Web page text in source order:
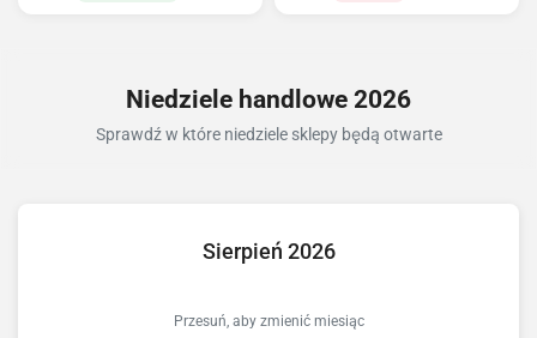
Niedziele handlowe 2026
Sprawdź w które niedziele sklepy będą otwarte
Sierpień 2026
Przesuń, aby zmienić miesiąc